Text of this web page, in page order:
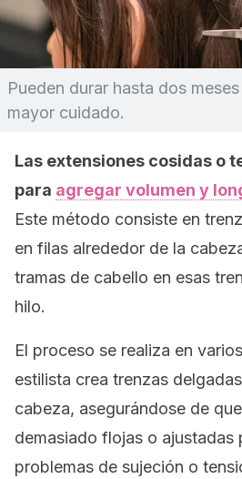
Pueden durar hasta dos
mayor cuidado.
Las extensiones cosidas o
para agregar volumen y
Este método consiste en
en filas alrededor de la
tramas de cabello en esas
hilo.
El proceso se realiza en
estilista crea trenzas
cabeza, asegurándose de
demasiado flojas o ajustadas
problemas de sujeción o